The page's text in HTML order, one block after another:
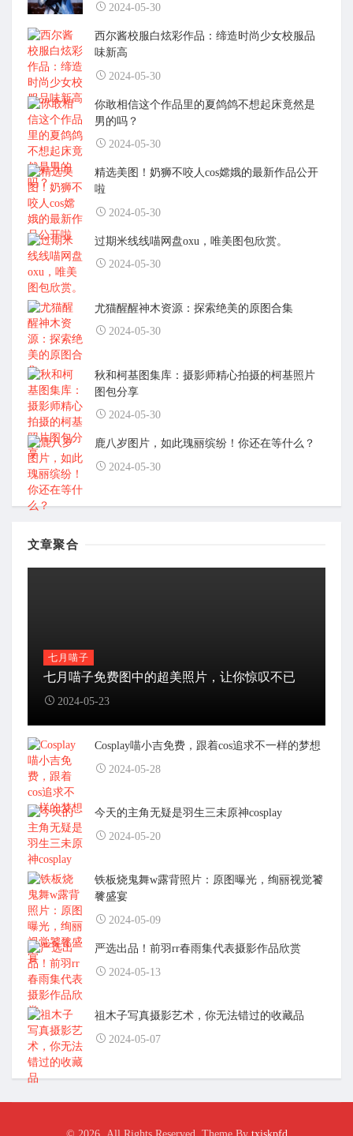
2024-05-30
西尔酱校服白炫彩作品：缔造时尚少女校服品
味新高
2024-05-30
你敢相信这个作品里的夏鸽鸽不想起床竟然是
男的吗？
2024-05-30
精选美图！奶狮不咬人cos嫦娥的最新作品公开
啦
2024-05-30
过期米线线喵网盘oxu，唯美图包欣赏。
2024-05-30
尤猫醒醒神木资源：探索绝美的原图合集
2024-05-30
秋和柯基图集库：摄影师精心拍摄的柯基照片
图包分享
2024-05-30
鹿八岁图片，如此瑰丽缤纷！你还在等什么？
2024-05-30
文章聚合
七月喵子
七月喵子免费图中的超美照片，让你惊叹不已
2024-05-23
Cosplay喵小吉免费，跟着cos追求不一样的梦想
2024-05-28
今天的主角无疑是羽生三未原神cosplay
2024-05-20
铁板烧鬼舞w露背照片：原图曝光，绚丽视觉饕
餮盛宴
2024-05-09
严选出品！前羽rr春雨集代表摄影作品欣赏
2024-05-13
祖木子写真摄影艺术，你无法错过的收藏品
2024-05-07